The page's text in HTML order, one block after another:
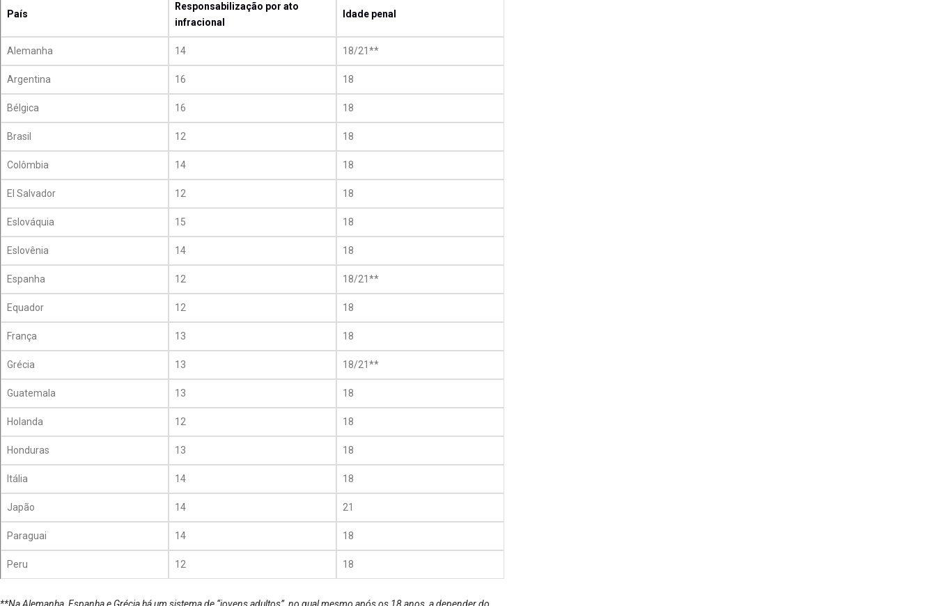
País
Responsabilização por ato
infracional
Idade penal
Alemanha 14 18/21**
Argentina 16 18
Bélgica 16 18
Brasil 12 18
Colômbia 14 18
El Salvador 12 18
Eslováquia 15 18
Eslovênia 14 18
Espanha 12 18/21**
Equador 12 18
França 13 18
Grécia 13 18/21**
Guatemala 13 18
Holanda 12 18
Honduras 13 18
Itália 14 18
Japão 14 21
Paraguai 14 18
Peru 12 18
**Na Alemanha, Espanha e Grécia há um sistema de “jovens adultos”, no qual mesmo após os 18 anos, a depender do